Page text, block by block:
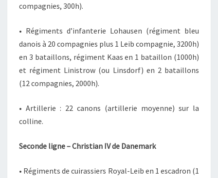
compagnies, 300h).
• Régiments d’infanterie Lohausen (régiment bleu
danois à 20 compagnies plus 1 Leib compagnie, 3200h)
en 3 bataillons, régiment Kaas en 1 bataillon (1000h)
et régiment Linistrow (ou Linsdorf) en 2 bataillons
(12 compagnies, 2000h).
• Artillerie : 22 canons (artillerie moyenne) sur la
colline.
Seconde ligne – Christian IV de Danemark
• Régiments de cuirassiers Royal-Leib en 1 escadron (1